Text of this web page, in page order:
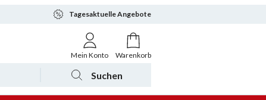
Tagesaktuelle Angebote
Mein Konto Warenkorb
Suchen